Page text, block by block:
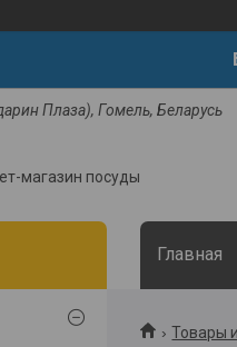
Плаза), Гомель, Беларусь
магазин посуды
Главная
Товары